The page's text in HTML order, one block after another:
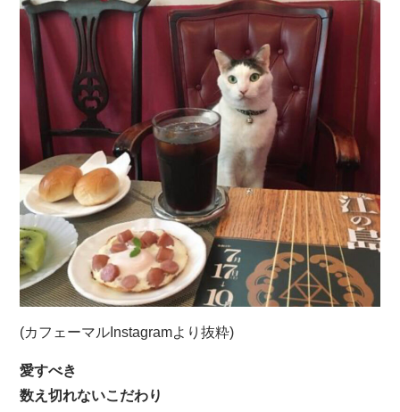
(カフェーマルInstagramより抜粋)
愛すべき
数え切れないこだわり